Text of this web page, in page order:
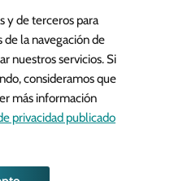
y de terceros para
la navegación de
nuestros servicios. Si
consideramos que
más información
privacidad publicado